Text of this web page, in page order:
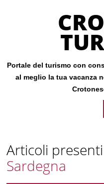
Portale del turismo con
al meglio la tua vacanza
Main menu
to
content
Articoli
Sardegna